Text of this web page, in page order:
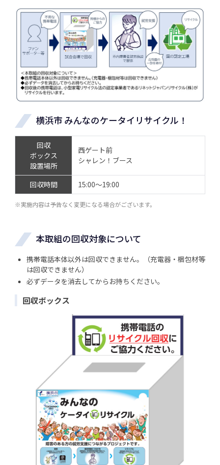
横浜市 みんなのケータイリサイクル！
回収
ボックス
設置場所
西ゲート前
シャレン！ブース
回収時間 15:00～19:00
※実施内容は予告なく変更になる場合がございます。
本取組の回収対象について
携帯電話本体以外は回収できません。（充電器・梱包材等
は回収できません）
必ずデータを消去してからお持ちください。
回収ボックス